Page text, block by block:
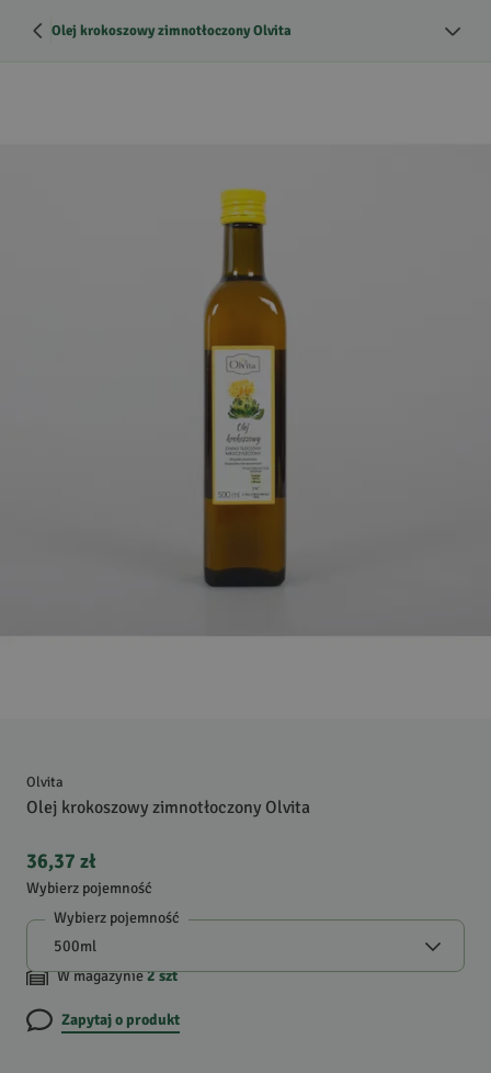
Olej krokoszowy zimnotłoczony Olvita
Olvita
Olej krokoszowy zimnotłoczony Olvita
36,37 zł
Wybierz pojemność
Wybierz pojemność
W magazynie2szt
Zapytaj o produkt